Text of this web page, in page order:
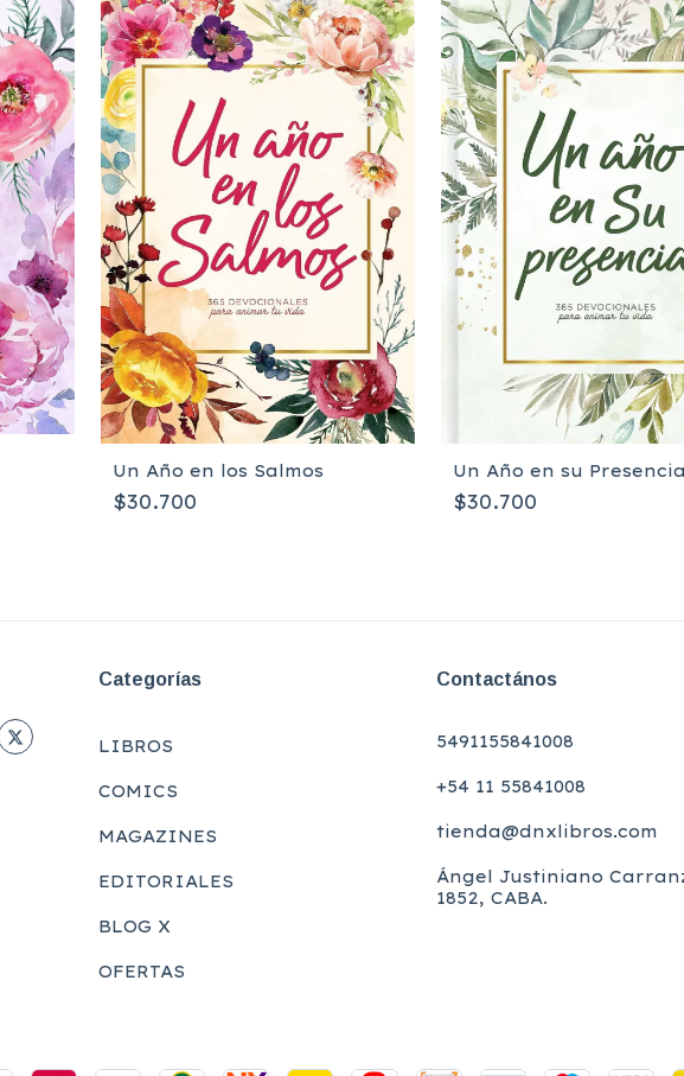
Un Año en los Salmos
$30.700
Un Año en su
$30.700
Categorías
LIBROS
COMICS
MAGAZINES
EDITORIALES
BLOG X
OFERTAS
Contactános
5491155841008
+54 11 55841008
tienda@dnxlibros.com
Ángel Justiniano
1852, CABA.